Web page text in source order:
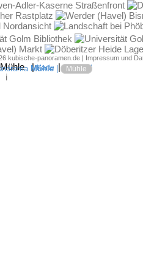
kubische-panoramen.de | Impressum und
Mühle Mühle
|Karte | JPG-Bild
i